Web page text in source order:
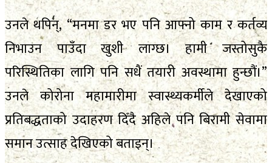
उनले थपिन्, “मनमा डर भए पनि आफ्नो काम र कर्तव्य
निभाउन पाउँदा खुशी लाग्छ। हामी जस्तोसुकै
परिस्थितिका लागि पनि सधैं तयारी अवस्थामा हुन्छौं।”
उनले कोरोना महामारीमा स्वास्थ्यकर्मीले देखाएको
प्रतिबद्धताको उदाहरण दिँदै अहिले पनि बिरामी सेवामा
समान उत्साह देखिएको बताइन्।